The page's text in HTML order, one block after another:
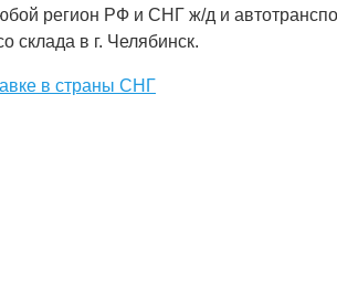
регион РФ и СНГ ж/д и
склада в г. Челябинск.
в страны СНГ